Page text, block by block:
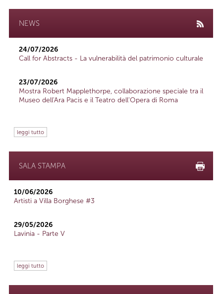
NEWS
24/07/2026
Call for Abstracts - La vulnerabilità del patrimonio culturale
23/07/2026
Mostra Robert Mapplethorpe, collaborazione speciale tra il
Museo dell'Ara Pacis e il Teatro dell'Opera di Roma
leggi tutto
SALA STAMPA
10/06/2026
Artisti a Villa Borghese #3
29/05/2026
Lavinia - Parte V
leggi tutto